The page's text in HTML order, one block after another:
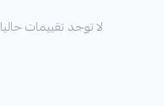
لا توجد تقييمات حاليا